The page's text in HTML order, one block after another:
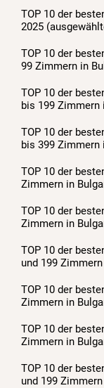
TOP 10 der
2025
TOP 10 der
99 Zimmern in
TOP 10 der
bis 199 Zimmern
TOP 10 der
bis 399 Zimmern
TOP 10 der
Zimmern in
TOP 10 der
Zimmern in
TOP 10 der
und 199
TOP 10 der
Zimmern in
TOP 10 der
Zimmern in
TOP 10 der
und 199